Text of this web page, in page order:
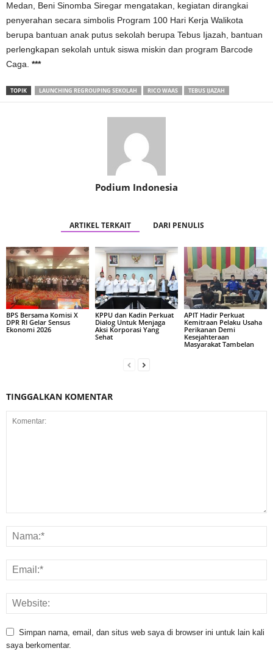
Medan, Beni Sinomba Siregar mengatakan, kegiatan dirangkai
penyerahan secara simbolis Program 100 Hari Kerja Walikota
berupa bantuan anak putus sekolah berupa Tebus Ijazah, bantuan
perlengkapan sekolah untuk siswa miskin dan program Barcode
Caga. ***
TOPIK LAUNCHING REGROUPING SEKOLAH RICO WAAS TEBUS IJAZAH
Podium Indonesia
ARTIKEL TERKAIT DARI PENULIS
BPS Bersama Komisi X
DPR RI Gelar Sensus
Ekonomi 2026
KPPU dan Kadin Perkuat
Dialog Untuk Menjaga
Aksi Korporasi Yang
Sehat
APIT Hadir Perkuat
Kemitraan Pelaku Usaha
Perikanan Demi
Kesejahteraan
Masyarakat Tambelan
TINGGALKAN KOMENTAR
Simpan nama, email, dan situs web saya di browser ini untuk lain kali
saya berkomentar.